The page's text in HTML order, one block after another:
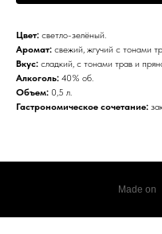
Цвет: светло-зелёный.
Аромат: свежий, жгучий с тонами
Вкус: сладкий, с тонами трав и
Алкоголь: 40% об.
Объем: 0,5 л.
Гастрономическое сочетание:
Made on